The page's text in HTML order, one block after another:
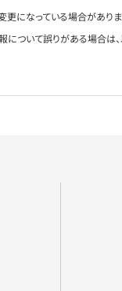
になっている場合があり
について誤りがある場合は